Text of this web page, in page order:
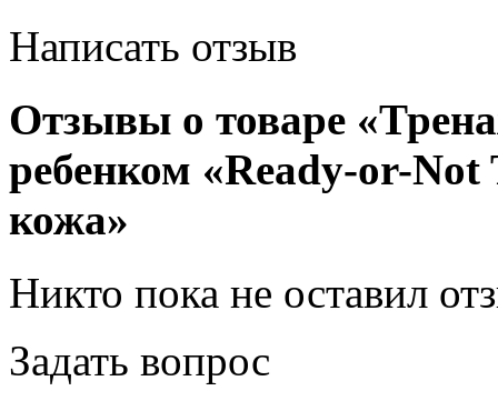
Написать отзыв
Отзывы о товаре
ребенком «Ready-or-
кожа»
Никто пока не оставил
Задать вопрос